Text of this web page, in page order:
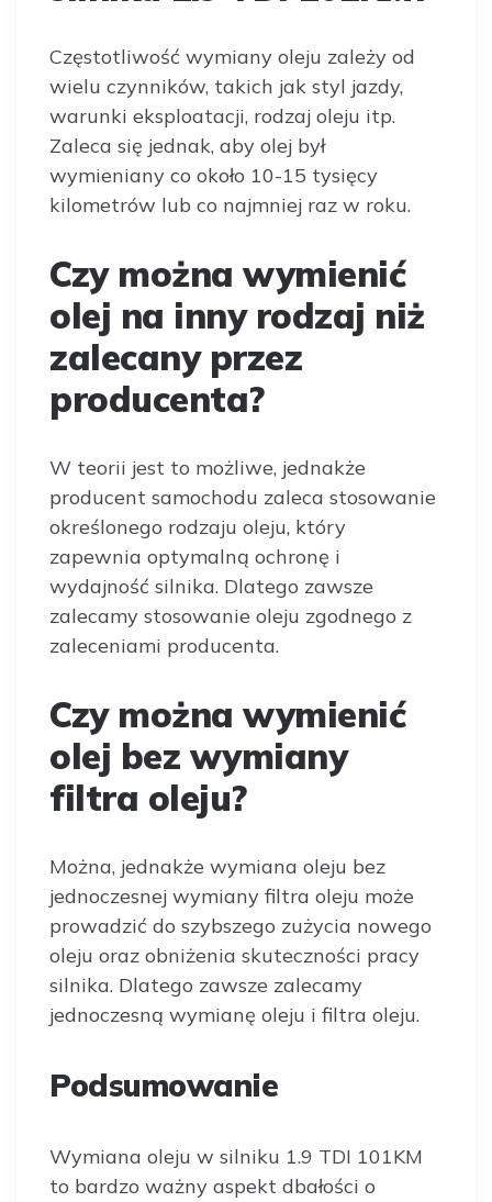
Częstotliwość wymiany oleju zależy od
wielu czynników, takich jak styl jazdy,
warunki eksploatacji, rodzaj oleju itp.
Zaleca się jednak, aby olej był
wymieniany co około 10-15 tysięcy
kilometrów lub co najmniej raz w roku.
Czy można wymienić
olej na inny rodzaj niż
zalecany przez
producenta?
W teorii jest to możliwe, jednakże
producent samochodu zaleca stosowanie
określonego rodzaju oleju, który
zapewnia optymalną ochronę i
wydajność silnika. Dlatego zawsze
zalecamy stosowanie oleju zgodnego z
zaleceniami producenta.
Czy można wymienić
olej bez wymiany
filtra oleju?
Można, jednakże wymiana oleju bez
jednoczesnej wymiany filtra oleju może
prowadzić do szybszego zużycia nowego
oleju oraz obniżenia skuteczności pracy
silnika. Dlatego zawsze zalecamy
jednoczesną wymianę oleju i filtra oleju.
Podsumowanie
Wymiana oleju w silniku 1.9 TDI 101KM
to bardzo ważny aspekt dbałości o